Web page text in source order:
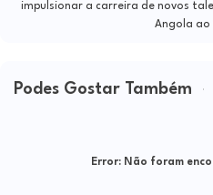
impulsionar a carreira de novos
Angola ao
Podes Gostar Também
Error: Não foram